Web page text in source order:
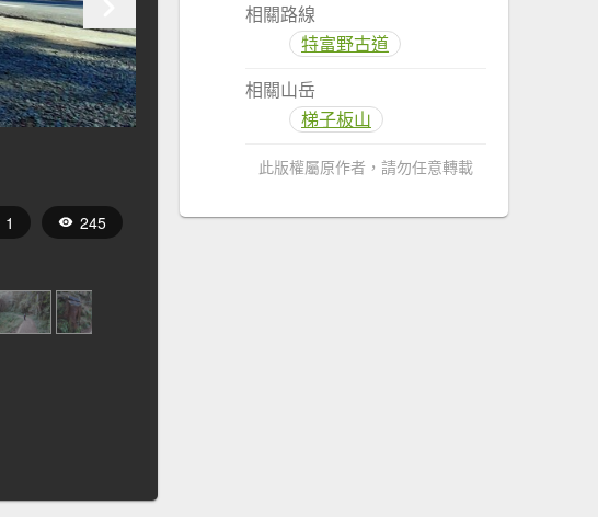
1 245
相關路線
特富野古道
相關山岳
梯子板山
此版權屬原作者，請勿任意轉載